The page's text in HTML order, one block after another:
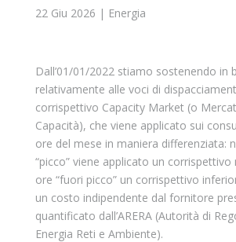
22 Giu 2026 | Energia
Dall’01/01/2022 stiamo sostenendo in
relativamente alle voci di
corrispettivo Capacity Market (o
Capacità), che viene applicato sui
ore del mese in maniera differenziata:
“picco” viene applicato un
ore “fuori picco” un corrispettivo
un costo indipendente dal fornitore
quantificato dall’ARERA (Autorità di
Energia Reti e Ambiente).